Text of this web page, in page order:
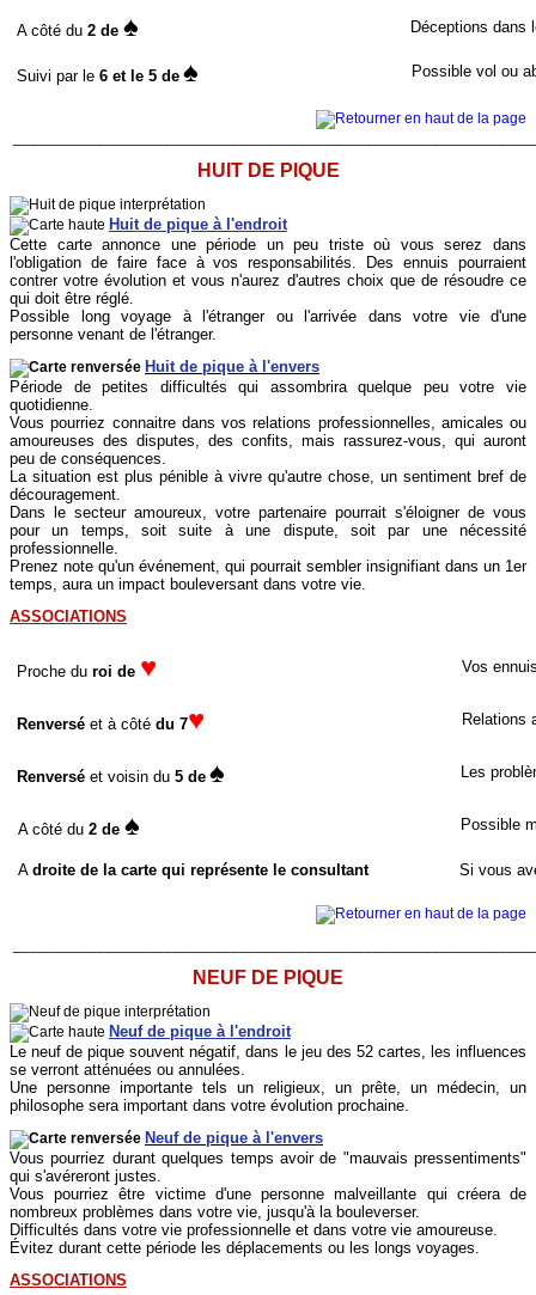
A côté du 2 de ♠ Déceptions dans
Suivi par le 6 et le 5 de ♠ Possible vol ou
HUIT DE PIQUE
Huit de pique à l'endroit
Cette carte annonce une période un peu triste où vous serez dans
l'obligation de faire face à vos responsabilités. Des ennuis pourraient
contrer votre évolution et vous n'aurez d'autres choix que de résoudre ce
qui doit être réglé.
Possible long voyage à l'étranger ou l'arrivée dans votre vie d'une
personne venant de l'étranger.
Huit de pique à l'envers
Période de petites difficultés qui assombrira quelque peu votre vie
quotidienne.
Vous pourriez connaitre dans vos relations professionnelles, amicales ou
amoureuses des disputes, des confits, mais rassurez-vous, qui auront
peu de conséquences.
La situation est plus pénible à vivre qu'autre chose, un sentiment bref de
découragement.
Dans le secteur amoureux, votre partenaire pourrait s'éloigner de vous
pour un temps, soit suite à une dispute, soit par une nécessité
professionnelle.
Prenez note qu'un événement, qui pourrait sembler insignifiant dans un 1er
temps, aura un impact bouleversant dans votre vie.
ASSOCIATIONS
Proche du roi de ♥ Vos
Renversé et à côté du 7♥ Relations
Renversé et voisin du 5 de ♠ Les
A côté du 2 de ♠ Possible
A droite de la carte qui représente le consultant Si vous
NEUF DE PIQUE
Neuf de pique à l'endroit
Le neuf de pique souvent négatif, dans le jeu des 52 cartes, les influences
se verront atténuées ou annulées.
Une personne importante tels un religieux, un prête, un médecin, un
philosophe sera important dans votre évolution prochaine.
Neuf de pique à l'envers
Vous pourriez durant quelques temps avoir de "mauvais pressentiments"
qui s'avéreront justes.
Vous pourriez être victime d'une personne malveillante qui créera de
nombreux problèmes dans votre vie, jusqu'à la bouleverser.
Difficultés dans votre vie professionnelle et dans votre vie amoureuse.
Évitez durant cette période les déplacements ou les longs voyages.
ASSOCIATIONS